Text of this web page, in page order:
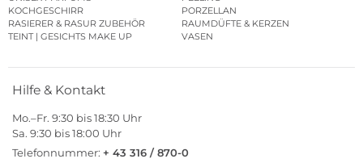
KOCHGESCHIRR
PORZELLAN
RASIERER & RASUR ZUBEHÖR
RAUMDÜFTE & KERZEN
TEINT | GESICHTS MAKE UP
VASEN
Hilfe & Kontakt
Mo.–Fr. 9:30 bis 18:30 Uhr
Sa. 9:30 bis 18:00 Uhr
Telefonnummer: + 43 316 / 870-0